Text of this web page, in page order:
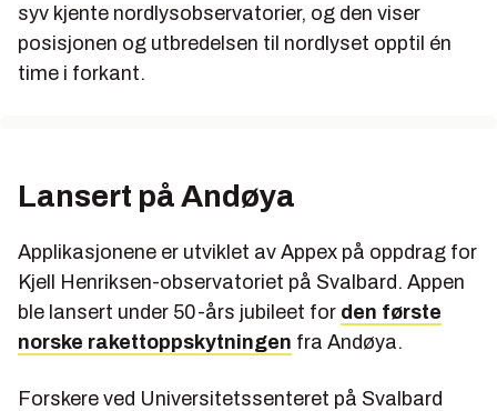
syv kjente nordlysobservatorier, og den viser
posisjonen og utbredelsen til nordlyset opptil én
time i forkant.
Lansert på Andøya
Applikasjonene er utviklet av Appex på oppdrag for
Kjell Henriksen-observatoriet på Svalbard. Appen
ble lansert under 50-års jubileet for den første
norske rakettoppskytningen fra Andøya.
Forskere ved Universitetssenteret på Svalbard